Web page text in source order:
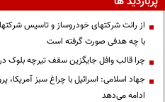
از رانت‌ شرکتهای خودروساز و تاسیس
با چه هدفی صورت گرفته است
چرا قالب وافل جایگزین سقف تیرچه بلوک
جهاد اسلامی: اسرائیل با چراغ سبز
ادامه می‌دهد